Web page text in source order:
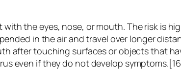
the eyes, nose, or mouth. The risk is
in the air and travel over longer
after touching surfaces or objects that
even if they do not develop